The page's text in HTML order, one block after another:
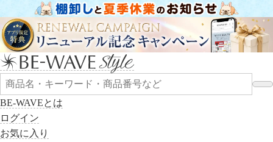
BE-WAVEとは
ログイン
お気に入り